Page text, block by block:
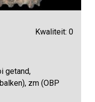
Kwaliteit: 0
getand,
zm (OBP